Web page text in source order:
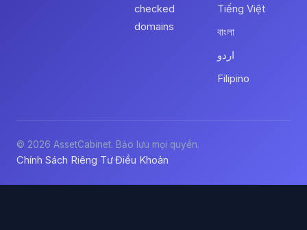
checked
domains
Tiếng Việt
বাংলা
اردو
Filipino
© 2026 AssetCabinet. Bảo lưu mọi quyền.
Chính Sách Riêng Tư·Điều Khoản